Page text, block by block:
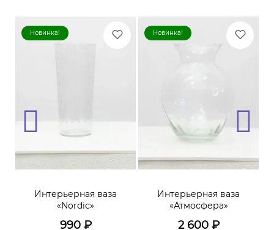
Новинка!
Интерьерная ваза
«Nordic»
990₽
Новинка!
Интерьерная ваза
«Атмосфера»
2 600₽